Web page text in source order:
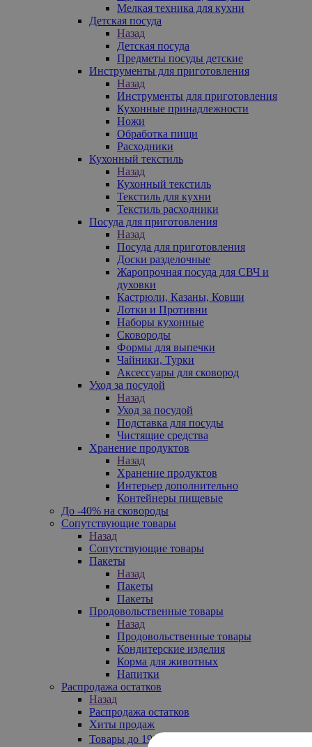
Мелкая техника для кухни
Детская посуда
Назад
Детская посуда
Предметы посуды детские
Инструменты для приготовления
Назад
Инструменты для приготовления
Кухонные принадлежности
Ножи
Обработка пищи
Расходники
Кухонный текстиль
Назад
Кухонный текстиль
Текстиль для кухни
Текстиль расходники
Посуда для приготовления
Назад
Посуда для приготовления
Доски разделочные
Жаропрочная посуда для СВЧ и
духовки
Кастрюли, Казаны, Ковши
Лотки и Противни
Наборы кухонные
Сковороды
Формы для выпечки
Чайники, Турки
Аксессуары для сковород
Уход за посудой
Назад
Уход за посудой
Подставка для посуды
Чистящие средства
Хранение продуктов
Назад
Хранение продуктов
Интерьер дополнительно
Контейнеры пищевые
До -40% на сковороды
Сопутствующие товары
Назад
Сопутствующие товары
Пакеты
Назад
Пакеты
Пакеты
Продовольственные товары
Назад
Продовольственные товары
Кондитерские изделия
Корма для животных
Напитки
Распродажа остатков
Назад
Распродажа остатков
Хиты продаж
Товары до 199₽